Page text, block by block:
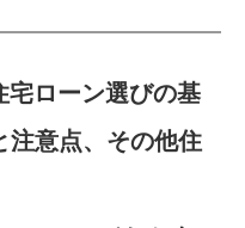
宅ローン選びの基
注意点、その他住